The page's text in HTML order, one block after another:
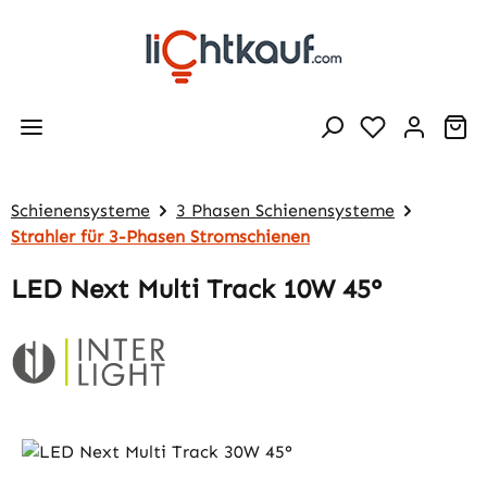
Zum Hauptinhalt springen
Schienensysteme
3 Phasen Schienensysteme
Strahler für 3-Phasen Stromschienen
LED Next Multi Track 10W 45°
Bildergalerie überspringen